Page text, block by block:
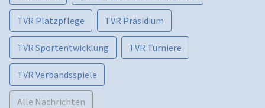
TVR Platzpflege TVR Präsidium
TVR Sportentwicklung TVR Turniere
TVR Verbandsspiele
Alle Nachrichten